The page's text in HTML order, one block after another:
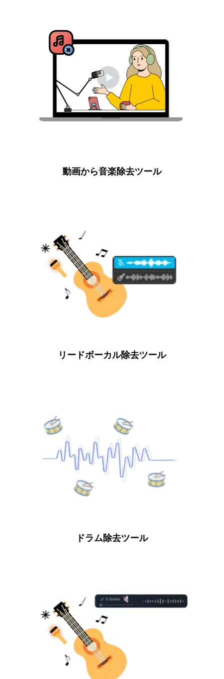
動画から音楽除去ツール
リードボーカル除去ツール
ドラム除去ツール